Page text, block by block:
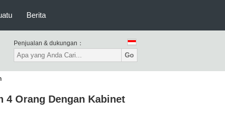
Berita
Penjualan & dukungan：
Go
4 Orang Dengan Kabinet